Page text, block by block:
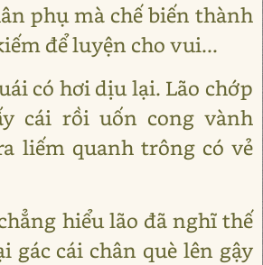
phụ mà chế biến thành
để luyện cho vui...
có hơi dịu lại. Lão chớp
cái rồi uốn cong vành
liếm quanh trông có vẻ
hiểu lão đã nghĩ thế
gác cái chân què lên gậy